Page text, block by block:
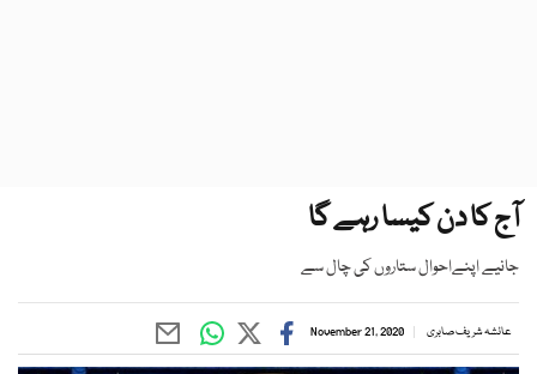
آج کا دن کیسا رہے گا
جانیے اپنےاحوال ستاروں کی چال سے
عائشہ شریف صابری November 21, 2020